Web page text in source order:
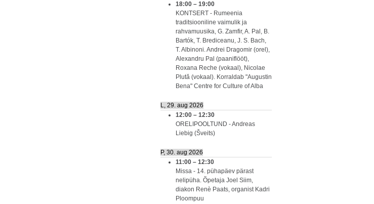
18:00 – 19:00
KONTSERT - Rumeenia
traditsiooniline vaimulik ja
rahvamuusika, G. Zamfir, A. Pal, B.
Bartók, T. Brediceanu, J. S. Bach,
T. Albinoni. Andrei Dragomir (orel),
Alexandru Pal (paaniflööt),
Roxana Reche (vokaal), Nicolae
Plută (vokaal). Korraldab "Augustin
Bena" Centre for Culture of Alba
L, 29. aug 2026
12:00 – 12:30
ORELIPOOLTUND - Andreas
Liebig (Šveits)
P, 30. aug 2026
11:00 – 12:30
Missa - 14. pühapäev pärast
nelipüha. Õpetaja Joel Siim,
diakon Renè Paats, organist Kadri
Ploompuu